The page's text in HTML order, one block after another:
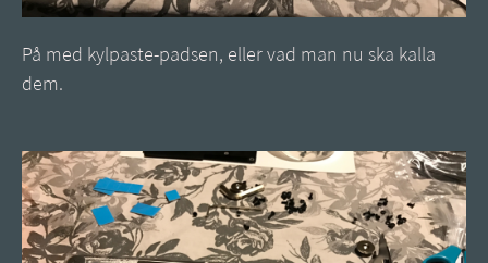
På med kylpaste-padsen, eller vad man nu ska kalla
dem.